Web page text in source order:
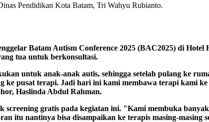
Pendidikan Kota Batam, Tri Wahyu Rubianto.
Batam Autism Conference 2025 (BAC2025) di
tua untuk berkonsultasi.
untuk anak-anak autis, sehingga setelah pulang ke
pusat terapi. Jadi hari ini kami membawa terapi kami
Haslinda Abdul Rahman.
gratis pada kegiatan ini. "Kami membuka
itu nantinya bisa disampaikan ke terapis masing-